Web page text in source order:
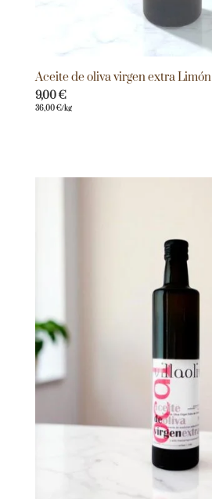
Aceite de oliva virgen extra Limón
9,00€
36,00€/kg